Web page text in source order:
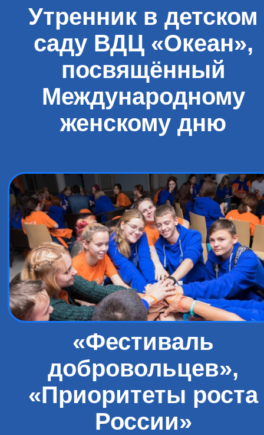
Утренник в детском
саду ВДЦ «Океан»,
посвящённый
Международному
женскому дню
«Фестиваль
добровольцев»,
«Приоритеты роста
России»